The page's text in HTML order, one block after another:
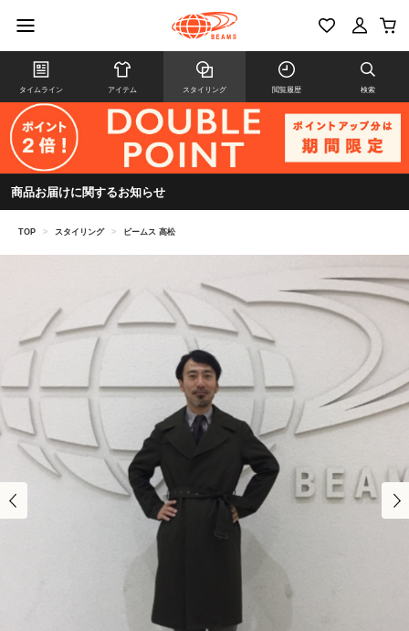
タイムライン アイテム スタイリング 閲覧履歴 検索
商品お届けに関するお知らせ
TOP > スタイリング > ビームス 高松